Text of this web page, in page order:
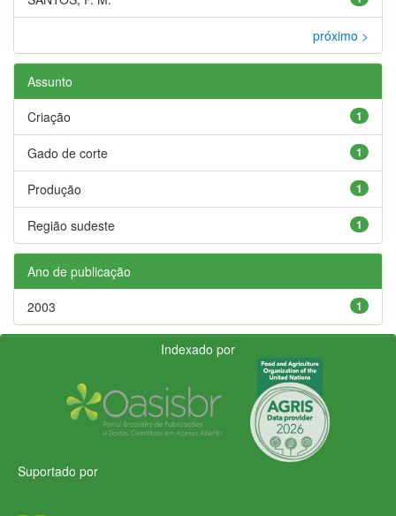
próximo >
Assunto
1
Criação
1
Gado de corte
1
Produção
1
Região sudeste
Ano de publicação
1
2003
Indexado por
Suportado por